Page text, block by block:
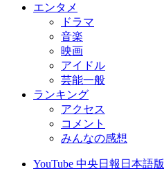
エンタメ
ドラマ
音楽
映画
アイドル
芸能一般
ランキング
アクセス
コメント
みんなの感想
YouTube 中央日報日本語版